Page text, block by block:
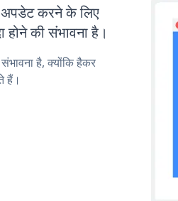
करने के लिए
की संभावना है।
है, क्योंकि हैकर
हैं।